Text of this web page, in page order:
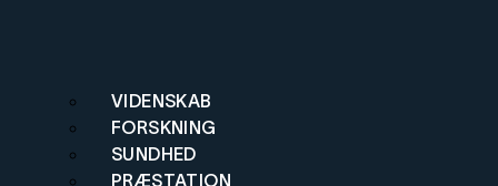
VIDENSKAB
FORSKNING
SUNDHED
PRÆSTATION